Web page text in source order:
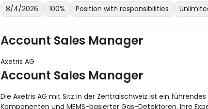
8/4/2026 100% Position with responsibilities
Account Sales Manager
Axetris AG
Account Sales Manager
Die Axetris AG mit Sitz in der Zentralschweiz ist ein
Komponenten und MEMS-basierter Gas-Detektoren. Ihre